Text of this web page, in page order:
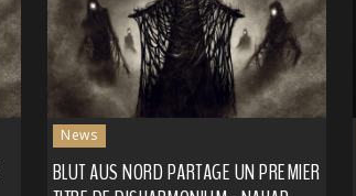
News
BLUT AUS NORD PARTAGE UN PREMIER